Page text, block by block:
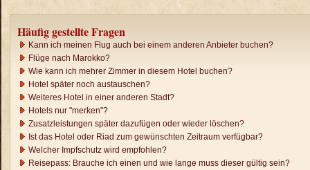
Häufig gestellte Fragen
Kann ich meinen Flug auch bei einem anderen Anbieter buchen?
Flüge nach Marokko?
Wie kann ich mehrer Zimmer in diesem Hotel buchen?
Hotel später noch austauschen?
Weiteres Hotel in einer anderen Stadt?
Hotels nur "merken"?
Zusatzleistungen später dazufügen oder wieder löschen?
Ist das Hotel oder Riad zum gewünschten Zeitraum verfügbar?
Welcher Impfschutz wird empfohlen?
Reisepass: Brauche ich einen und wie lange muss dieser gültig sein?